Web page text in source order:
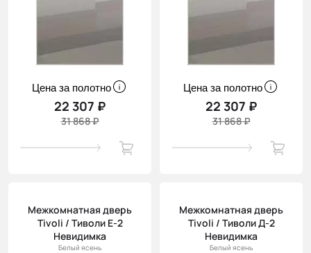
Цена за полотно
22 307 ₽
31 868 ₽
Цена за полотно
22 307 ₽
31 868 ₽
Межкомнатная дверь
Tivoli / Тиволи Е-2
Невидимка
Белый ясень
Межкомнатная дверь
Tivoli / Тиволи Д-2
Невидимка
Белый ясень